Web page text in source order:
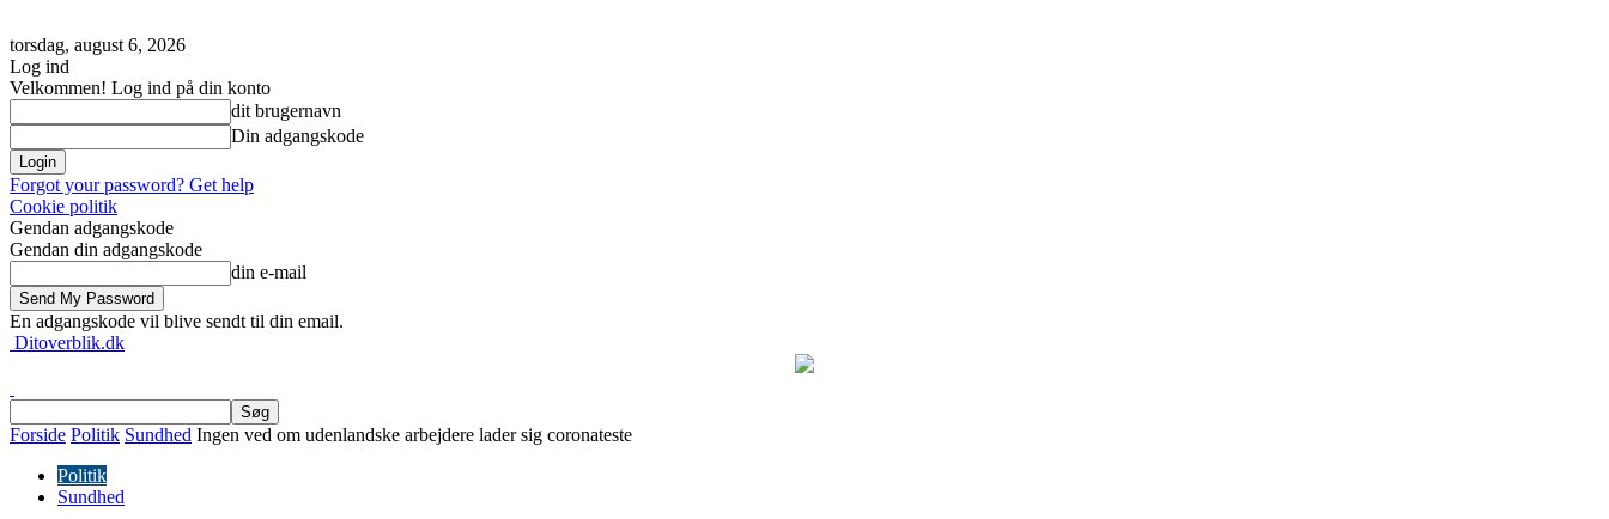
torsdag, august 6, 2026
Log ind
Velkommen! Log ind på din konto
dit brugernavn
Din adgangskode
Forgot your password? Get help
Cookie politik
Gendan adgangskode
Gendan din adgangskode
din e-mail
En adgangskode vil blive sendt til din email.
Ditoverblik.dk
Forside Politik Sundhed Ingen ved om udenlandske arbejdere lader sig coronateste
Politik
Sundhed